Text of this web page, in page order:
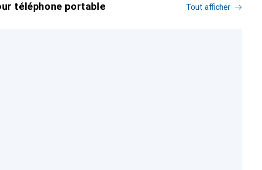
téléphone portable Tout afficher